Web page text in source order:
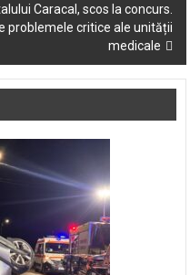
Caracal, scos la concurs.
problemele critice ale unității
medicale